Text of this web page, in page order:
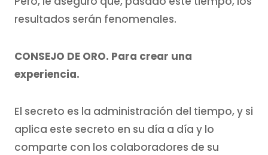
resultados serán fenomenales.
CONSEJO DE ORO. Para crear una
experiencia.
El secreto es la administración del tiempo, y si
aplica este secreto en su día a día y lo
comparte con los colaboradores de su